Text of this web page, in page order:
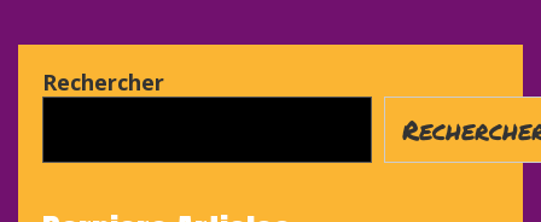
Rechercher